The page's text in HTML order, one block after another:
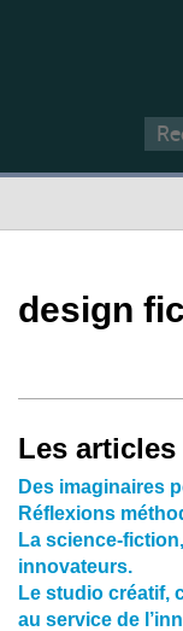
design
Les articles
Des imaginaires
Réflexions
La science-
innovateurs.
Le studio créatif,
au service de